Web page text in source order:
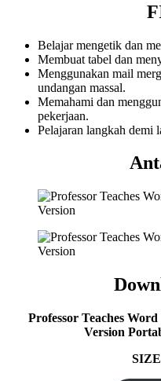
Belajar mengetik dan
Membuat tabel dan
Menggunakan mail
undangan massal.
Memahami dan
pekerjaan.
Pelajaran langkah demi
Professor Teaches Word
Version